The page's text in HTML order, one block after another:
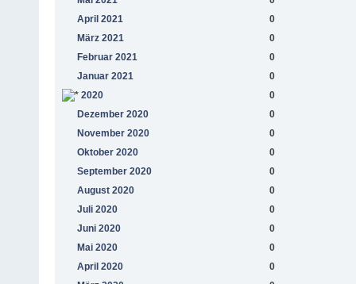
April 2021
0
März 2021
0
Februar 2021
0
Januar 2021
0
2020
0
Dezember 2020
0
November 2020
0
Oktober 2020
0
September 2020
0
August 2020
0
Juli 2020
0
Juni 2020
0
Mai 2020
0
April 2020
0